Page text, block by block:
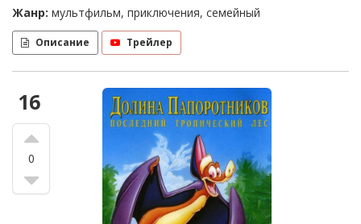
Жанр: мультфильм, приключения, семейный
Описание Трейлер
16
0